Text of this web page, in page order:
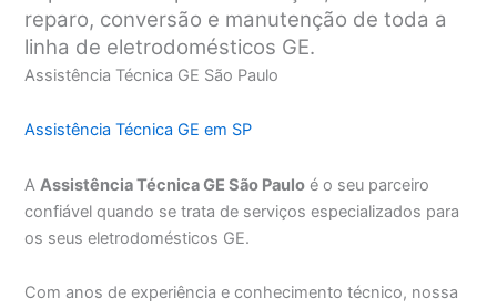
reparo, conversão e manutenção de toda a
linha de eletrodomésticos GE.
Assistência Técnica GE São Paulo
Assistência Técnica GE em SP
AAssistência Técnica GE São Paulo é o seu parceiro
confiável quando se trata de serviços especializados para
os seus eletrodomésticos GE.
Com anos de experiência e conhecimento técnico, nossa